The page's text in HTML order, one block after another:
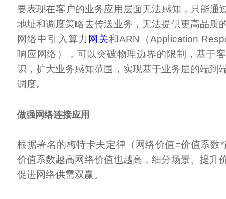
要表现在客户的业务应用层面无法感知，只能通
地址和调度策略去传送业务，无法提供更高品质
网络中引入算力 网关和ARN（Application
响应网络），可以突破物理边界的限制，基于
识，扩大业务感知范围，实现基于业务层的端到
调度。
做强网络连接应用
根据著名的梅特卡夫定律（网络价值=价值系数
价值系数越高网络价值也越高，细分场景、提升
促进网络供需双赢。